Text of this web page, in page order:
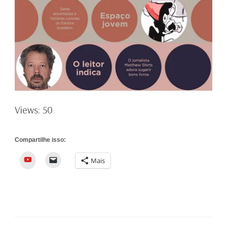
Views: 50
Compartilhe isso:
YouTube Mais